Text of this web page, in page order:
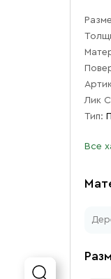
Лик
Тип:
Все